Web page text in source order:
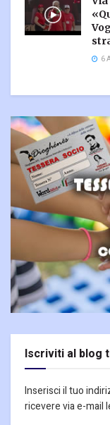
6
Iscriviti al blog
Inserisci il tuo
ricevere via e-mail